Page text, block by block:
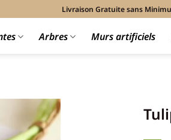
Livraison Gratuite sans
Arbres Murs artificiels